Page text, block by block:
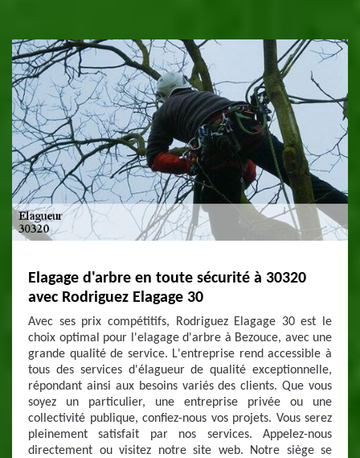
Elagage d'arbre en toute sécurité à 30320
avec Rodriguez Elagage 30
Avec ses prix compétitifs, Rodriguez Elagage 30 est le
choix optimal pour l'elagage d'arbre à Bezouce, avec une
grande qualité de service. L'entreprise rend accessible à
tous des services d'élagueur de qualité exceptionnelle,
répondant ainsi aux besoins variés des clients. Que vous
soyez un particulier, une entreprise privée ou une
collectivité publique, confiez-nous vos projets. Vous serez
pleinement satisfait par nos services. Appelez-nous
directement ou visitez notre site web. Notre siège se